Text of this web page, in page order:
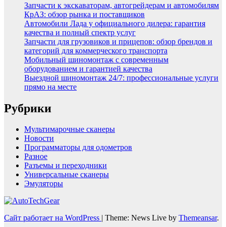
Запчасти к экскаваторам, автогрейдерам и автомобилям
КрАЗ: обзор рынка и поставщиков
Автомобили Лада у официального дилера: гарантия
качества и полный спектр услуг
Запчасти для грузовиков и прицепов: обзор брендов и
категорий для коммерческого транспорта
Мобильный шиномонтаж с современным
оборудованием и гарантией качества
Выездной шиномонтаж 24/7: профессиональные услуги
прямо на месте
Рубрики
Мультимарочные сканеры
Новости
Программаторы для одометров
Разное
Разъемы и переходники
Универсальные сканеры
Эмуляторы
Сайт работает на WordPress | Theme: News Live by Themeansar.